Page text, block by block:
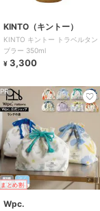
KINTO（キントー）
KINTO キントー トラベルタン
ブラー 350ml
¥ 3,300
PR
まとめ割
Wpc.